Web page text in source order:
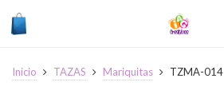
Inicio TAZAS Mariquitas TZMA-014